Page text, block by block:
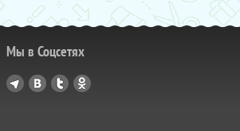
Мы в Соцсетях